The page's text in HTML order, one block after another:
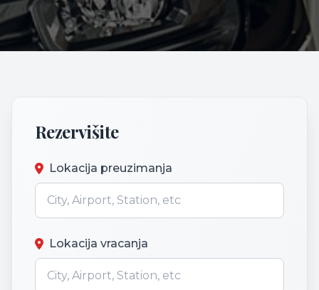
Rezervišite
Lokacija preuzimanja
Lokacija vracanja